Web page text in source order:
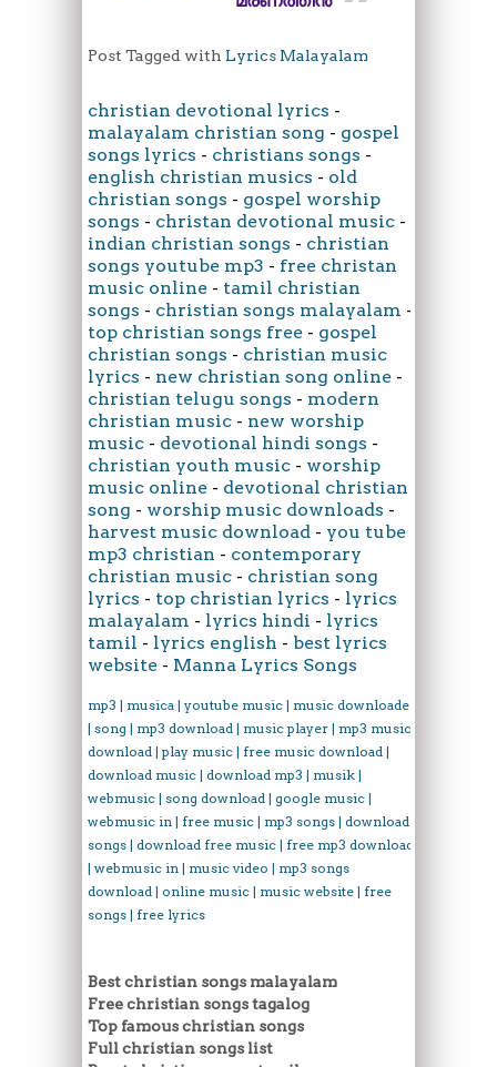
Post Tagged with Lyrics Malayalam
christian devotional lyrics -
malayalam christian song - gospel
songs lyrics - christians songs -
english christian musics - old
christian songs - gospel worship
songs - christan devotional music -
indian christian songs - christian
songs youtube mp3 - free christan
music online - tamil christian
songs - christian songs malayalam -
top christian songs free - gospel
christian songs - christian music
lyrics - new christian song online -
christian telugu songs - modern
christian music - new worship
music - devotional hindi songs -
christian youth music - worship
music online - devotional christian
song - worship music downloads -
harvest music download - you tube
mp3 christian - contemporary
christian music - christian song
lyrics - top christian lyrics - lyrics
malayalam - lyrics hindi - lyrics
tamil - lyrics english - best lyrics
website - Manna Lyrics Songs
mp3 | musica | youtube music | music downloader
| song | mp3 download | music player | mp3 music
download | play music | free music download |
download music | download mp3 | musik |
webmusic | song download | google music |
webmusic in | free music | mp3 songs | download
songs | download free music | free mp3 download
| webmusic in | music video | mp3 songs
download | online music | music website | free
songs | free lyrics
Best christian songs malayalam
Free christian songs tagalog
Top famous christian songs
Full christian songs list